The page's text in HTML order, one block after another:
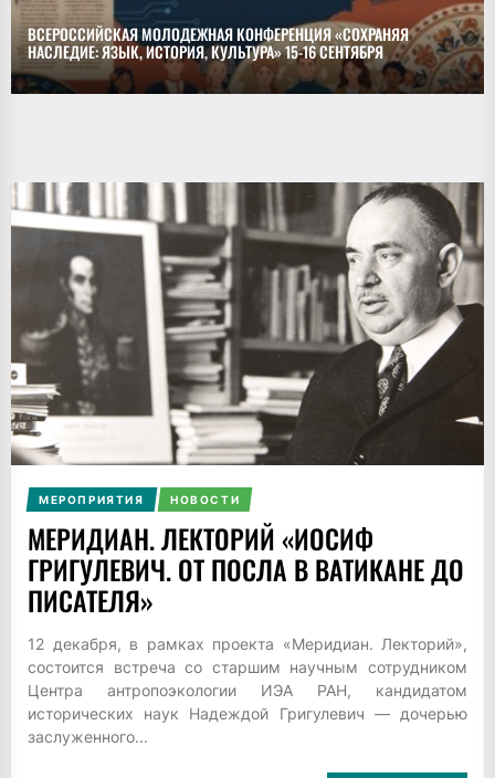
ВСЕРОССИЙСКАЯ МОЛОДЕЖНАЯ КОНФЕРЕНЦИЯ «СОХРАНЯЯ
НАСЛЕДИЕ: ЯЗЫК, ИСТОРИЯ, КУЛЬТУРА» 15-16 СЕНТЯБРЯ
МЕРОПРИЯТИЯ НОВОСТИ
МЕРИДИАН. ЛЕКТОРИЙ «ИОСИФ
ГРИГУЛЕВИЧ. ОТ ПОСЛА В ВАТИКАНЕ ДО
ПИСАТЕЛЯ»
12 декабря, в рамках проекта «Меридиан. Лекторий»,
состоится встреча со старшим научным сотрудником
Центра антропоэкологии ИЭА РАН, кандидатом
исторических наук Надеждой Григулевич — дочерью
заслуженного...